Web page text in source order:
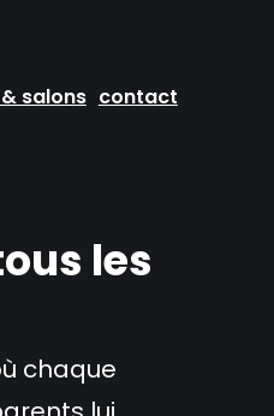
salons contact
les
chaque